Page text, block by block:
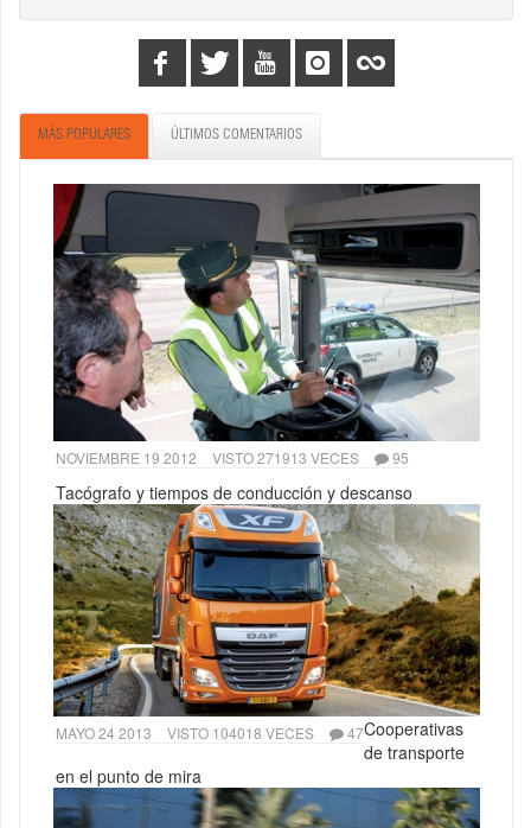
MÁS POPULARES ÚLTIMOS COMENTARIOS
NOVIEMBRE 19 2012 VISTO 271913 VECES 95
Tacógrafo y tiempos de conducción y descanso
MAYO 24 2013 VISTO 104018 VECES 47Cooperativas
de transporte
en el punto de mira